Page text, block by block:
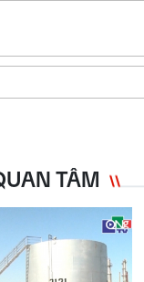
TÂM